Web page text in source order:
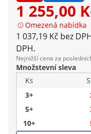
1 255,00
Omezená nabídka
1 037,19 Kč bez
DPH.
Nejnižší cena za
Množstevní sleva
Ks
3+
5+
10+